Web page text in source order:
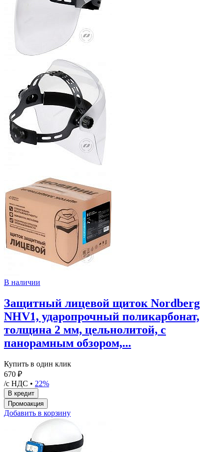
В наличии
Защитный лицевой щиток Nordberg
NHV1, ударопрочный поликарбонат,
толщина 2 мм, цельнолитой, с
панорамным обзором,...
Купить в один клик
670 ₽
/с НДС • 22%
Добавить в корзину